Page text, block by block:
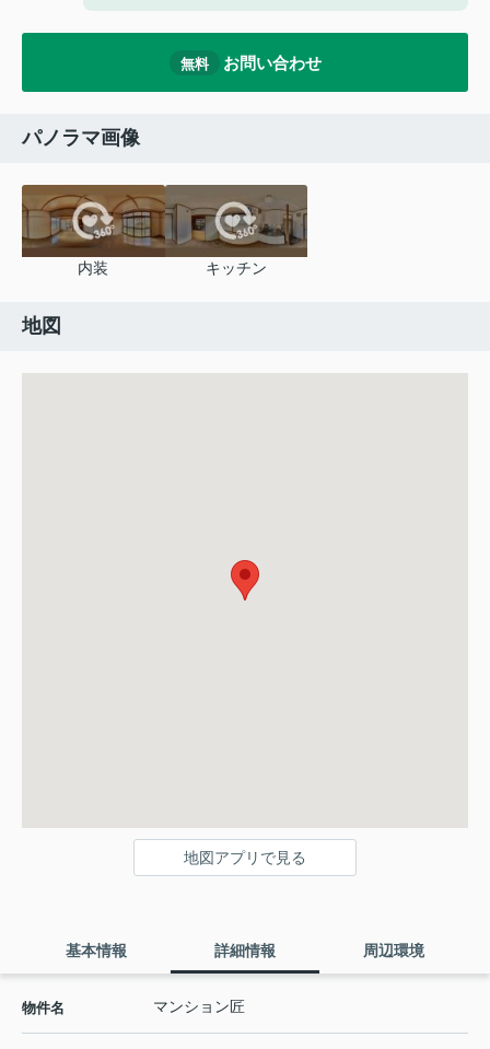
無料 お問い合わせ
パノラマ画像
内装 キッチン
地図
地図アプリで見る
基本情報 詳細情報 周辺環境
物件名 マンション匠